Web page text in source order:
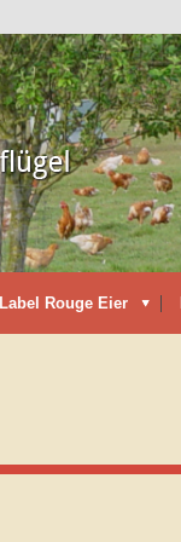
Label Rouge Eier